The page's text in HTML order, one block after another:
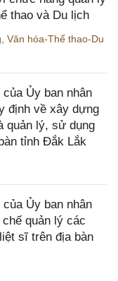
thao và Du lịch
Văn hóa-Thể thao-Du
Ủy ban nhân
định về xây dựng
quản lý, sử dụng
tỉnh Đắk Lắk
Ủy ban nhân
quản lý các
sĩ trên địa bàn